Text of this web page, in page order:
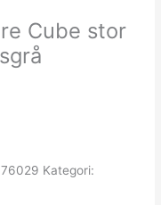
Cube stor
Kategori: